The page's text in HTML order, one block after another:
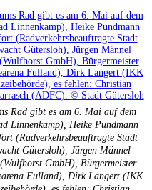
Rad gibt es am 6. Mai auf dem
Linnenkamp), Heike Pundmann
(Radverkehrsbeauftragte Stadt
Gütersloh), Jürgen Männel
GmbH), Bürgermeister
Fulland), Dirk Langert (IKK